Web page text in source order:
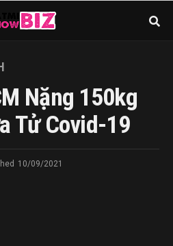
Nặng 150kg
Tử Covid-19
10/09/2021